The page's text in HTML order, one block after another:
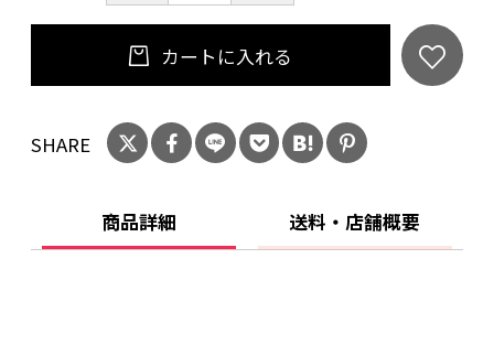
6ヶ月
カートに入れる
SHARE
商品詳細 送料・店舗概要